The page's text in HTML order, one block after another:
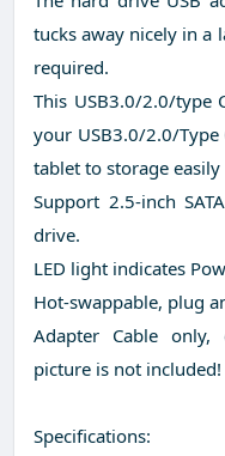
tucks away nicely in a
required.
This USB3.0/2.0/type
your USB3.0/2.0/
tablet to storage easily
Support 2.5-inch
drive.
LED light indicates
Hot-swappable, plug
Adapter Cable
picture is not included!
Specifications: